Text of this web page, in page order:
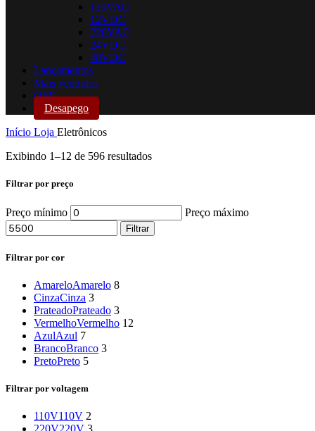
110VAC
12VDC
220VAC
24VDC
48VDC
Lançamentos
Mais vendidos
OFF
Desapego
Início Loja Eletrônicos
Exibindo 1–12 de 596 resultados
Filtrar por preço
Preço mínimo Preço máximo
Filtrar
Filtrar por cor
AmareloAmarelo 8
CinzaCinza 3
PrateadoPrateado 3
VermelhoVermelho 12
AzulAzul 7
BrancoBranco 3
PretoPreto 5
Filtrar por voltagem
110V110V 2
220V220V 3